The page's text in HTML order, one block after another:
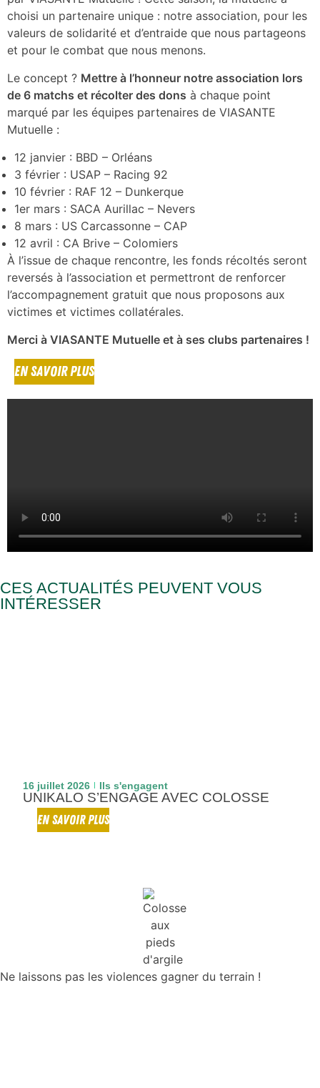
choisi un partenaire unique : notre association, pour les
valeurs de solidarité et d’entraide que nous partageons
et pour le combat que nous menons.
Le concept ? Mettre à l’honneur notre association lors
de 6 matchs et récolter des dons à chaque point
marqué par les équipes partenaires de VIASANTE
Mutuelle :
12 janvier : BBD – Orléans
3 février : USAP – Racing 92
10 février : RAF 12 – Dunkerque
1er mars : SACA Aurillac – Nevers
8 mars : US Carcassonne – CAP
12 avril : CA Brive – Colomiers
À l’issue de chaque rencontre, les fonds récoltés seront
reversés à l’association et permettront de renforcer
l’accompagnement gratuit que nous proposons aux
victimes et victimes collatérales.
Merci à VIASANTE Mutuelle et à ses clubs partenaires !
EN SAVOIR PLUS
CES ACTUALITÉS PEUVENT VOUS
INTÉRESSER
16 juillet 2026 Ils s'engagent
UNIKALO S’ENGAGE AVEC COLOSSE
EN SAVOIR PLUS
Ne laissons pas les violences gagner du terrain !